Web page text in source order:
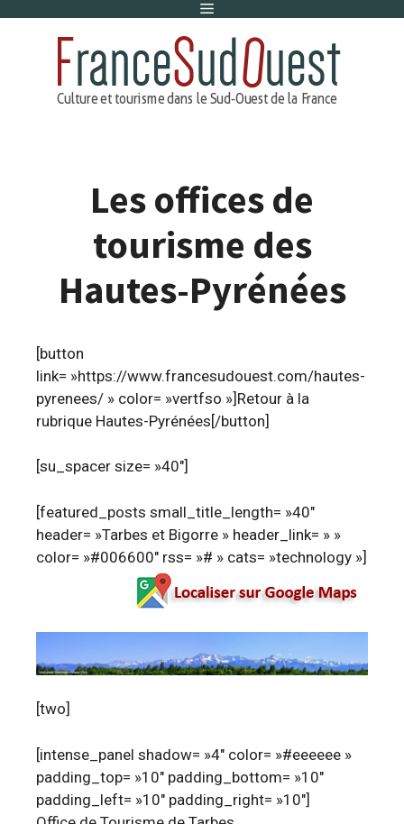
Menu
Les offices de
tourisme des
Hautes-Pyrénées
[button
link= »https://www.francesudouest.com/hautes-
pyrenees/ » color= »vertfso »]Retour à la
rubrique Hautes-Pyrénées[/button]
[su_spacer size= »40″]
[featured_posts small_title_length= »40″
header= »Tarbes et Bigorre » header_link= » »
color= »#006600″ rss= »# » cats= »technology »]
[two]
[intense_panel shadow= »4″ color= »#eeeeee »
padding_top= »10″ padding_bottom= »10″
padding_left= »10″ padding_right= »10″]